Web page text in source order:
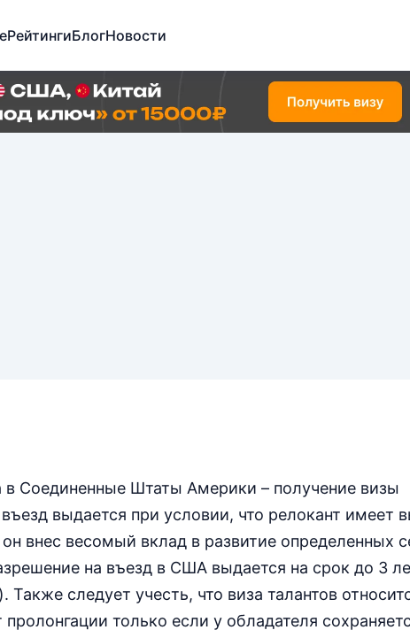
РейтингиБлогНовости
в Соединенные Штаты Америки – получение визы
выдается при условии, что релокант имеет
внес весомый вклад в развитие определенных
на въезд в США выдается на срок до 3
следует учесть, что виза талантов
только если у обладателя